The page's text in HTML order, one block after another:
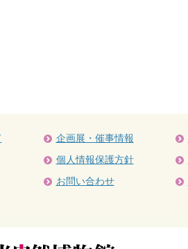
企画展・催事情報
個人情報保護方針
お問い合わせ